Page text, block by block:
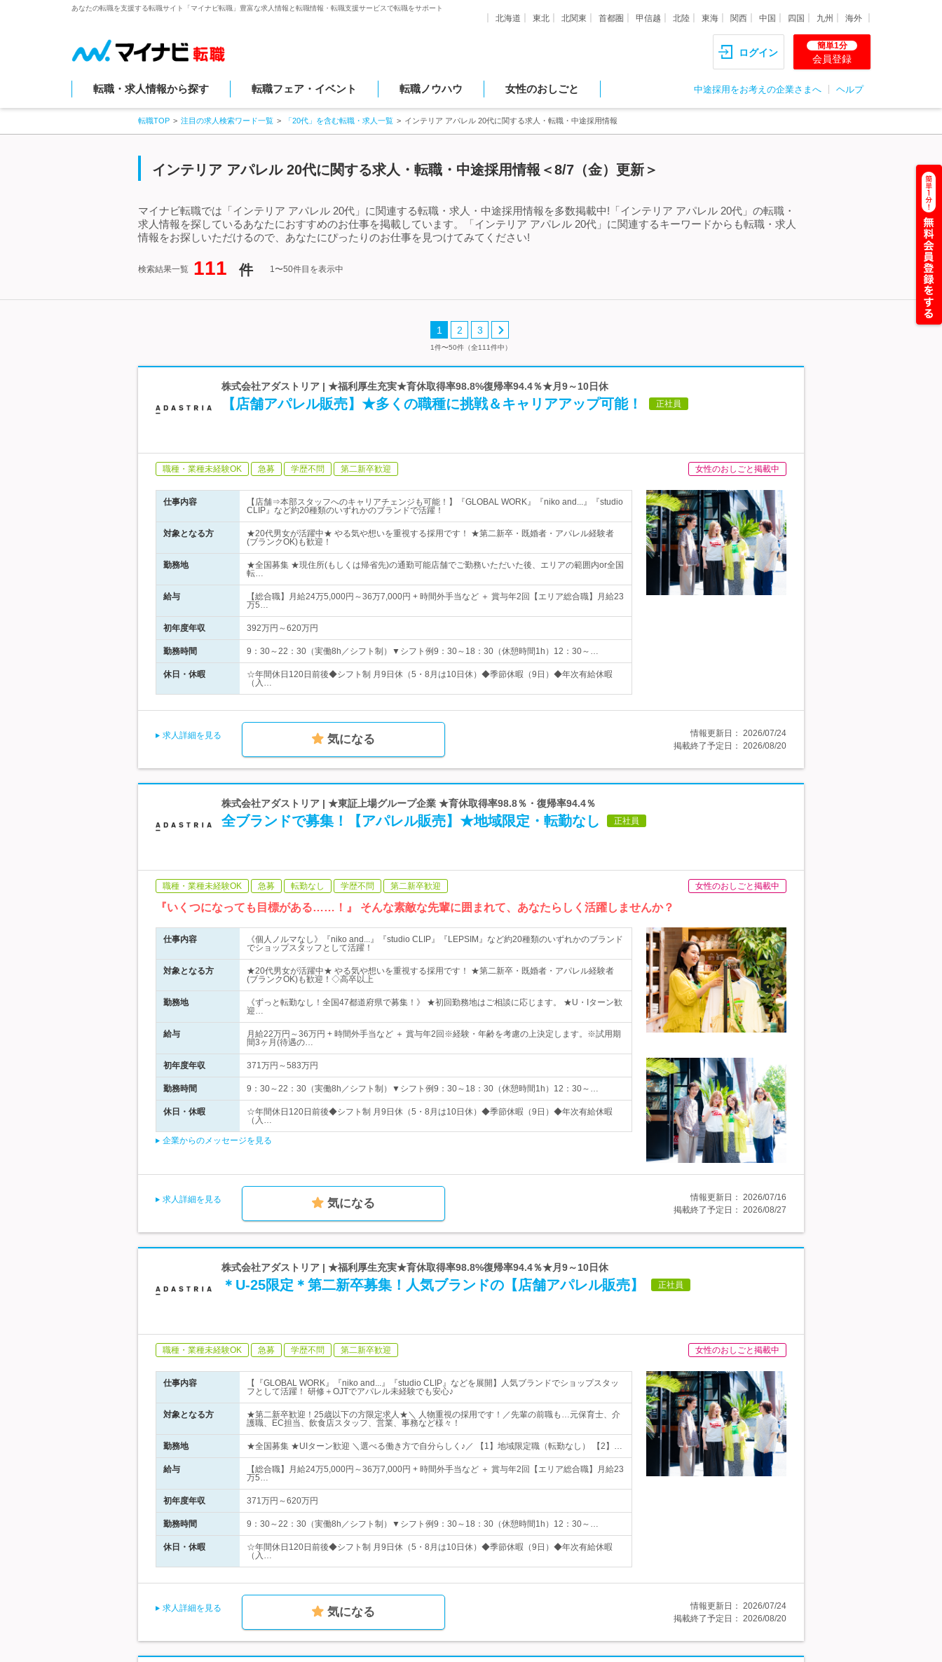
あなたの転職を支援する転職サイト「マイナビ転職」豊富な求人情報と転職情報・転職支援サービスで転職をサポート
北海道 東北 北関東 首都圏 甲信越 北陸 東海 関西 中国 四国 九州 海外
ログイン
簡単1分
会員登録
転職・求人情報から探す 転職フェア・イベント 転職ノウハウ 女性のおしごと 中途採用をお考えの企業さまへ ヘルプ
転職TOP 注目の求人検索ワード一覧 「20代」を含む転職・求人一覧 インテリア アパレル 20代に関する求人・転職・中途採用情報
インテリア アパレル 20代に関する求人・転職・中途採用情報＜8/7（金）更新＞
マイナビ転職では「インテリア アパレル 20代」に関連する転職・求人・中途採用情報を多数掲載中!「インテリア アパレル 20代」の転職・
求人情報を探しているあなたにおすすめのお仕事を掲載しています。「インテリア アパレル 20代」に関連するキーワードからも転職・求人
情報をお探しいただけるので、あなたにぴったりのお仕事を見つけてみてください!
検索結果一覧 111 件 1〜50件目を表示中
1 2 3
1件〜50件（全111件中）
株式会社アダストリア | ★福利厚生充実★育休取得率98.8%復帰率94.4％★月9～10日休
【店舗アパレル販売】★多くの職種に挑戦＆キャリアアップ可能！ 正社員
職種・業種未経験OK 急募 学歴不問 第二新卒歓迎 女性のおしごと掲載中
仕事内容
【店舗⇒本部スタッフへのキャリアチェンジも可能！】『GLOBAL WORK』『niko and...』『studio
CLIP』など約20種類のいずれかのブランドで活躍！
対象となる方
★20代男女が活躍中★ やる気や想いを重視する採用です！ ★第二新卒・既婚者・アパレル経験者
(ブランクOK)も歓迎！
勤務地
★全国募集 ★現住所(もしくは帰省先)の通勤可能店舗でご勤務いただいた後、エリアの範囲内or全国
転…
給与
【総合職】月給24万5,000円～36万7,000円 + 時間外手当など ＋ 賞与年2回【エリア総合職】月給23
万5…
初年度年収 392万円～620万円
勤務時間 9：30～22：30（実働8h／シフト制）▼シフト例9：30～18：30（休憩時間1h）12：30～…
休日・休暇
☆年間休日120日前後◆シフト制 月9日休（5・8月は10日休）◆季節休暇（9日）◆年次有給休暇
（入…
求人詳細を見る 気になる 情報更新日： 2026/07/24
掲載終了予定日： 2026/08/20
株式会社アダストリア | ★東証上場グループ企業 ★育休取得率98.8％・復帰率94.4％
全ブランドで募集！【アパレル販売】★地域限定・転勤なし 正社員
職種・業種未経験OK 急募 転勤なし 学歴不問 第二新卒歓迎 女性のおしごと掲載中
『いくつになっても目標がある……！』 そんな素敵な先輩に囲まれて、あなたらしく活躍しませんか？
仕事内容
《個人ノルマなし》『niko and...』『studio CLIP』『LEPSIM』など約20種類のいずれかのブランド
でショップスタッフとして活躍！
対象となる方
★20代男女が活躍中★ やる気や想いを重視する採用です！ ★第二新卒・既婚者・アパレル経験者
(ブランクOK)も歓迎！◇高卒以上
勤務地
《ずっと転勤なし！全国47都道府県で募集！》 ★初回勤務地はご相談に応じます。 ★U・Iターン歓
迎…
給与
月給22万円～36万円 + 時間外手当など ＋ 賞与年2回※経験・年齢を考慮の上決定します。※試用期
間3ヶ月(待遇の…
初年度年収 371万円～583万円
勤務時間 9：30～22：30（実働8h／シフト制）▼シフト例9：30～18：30（休憩時間1h）12：30～…
休日・休暇
☆年間休日120日前後◆シフト制 月9日休（5・8月は10日休）◆季節休暇（9日）◆年次有給休暇
（入…
企業からのメッセージを見る
求人詳細を見る 気になる 情報更新日： 2026/07/16
掲載終了予定日： 2026/08/27
株式会社アダストリア | ★福利厚生充実★育休取得率98.8%復帰率94.4％★月9～10日休
＊U-25限定＊第二新卒募集！人気ブランドの【店舗アパレル販売】 正社員
職種・業種未経験OK 急募 学歴不問 第二新卒歓迎 女性のおしごと掲載中
仕事内容
【『GLOBAL WORK』『niko and...』『studio CLIP』などを展開】人気ブランドでショップスタッ
フとして活躍！ 研修＋OJTでアパレル未経験でも安心♪
対象となる方
★第二新卒歓迎！25歳以下の方限定求人★＼ 人物重視の採用です！／先輩の前職も…元保育士、介
護職、EC担当、飲食店スタッフ、営業、事務など様々！
勤務地 ★全国募集 ★UIターン歓迎 ＼選べる働き方で自分らしく♪／ 【1】地域限定職（転勤なし） 【2】…
給与
【総合職】月給24万5,000円～36万7,000円 + 時間外手当など ＋ 賞与年2回【エリア総合職】月給23
万5…
初年度年収 371万円～620万円
勤務時間 9：30～22：30（実働8h／シフト制）▼シフト例9：30～18：30（休憩時間1h）12：30～…
休日・休暇
☆年間休日120日前後◆シフト制 月9日休（5・8月は10日休）◆季節休暇（9日）◆年次有給休暇
（入…
求人詳細を見る 気になる 情報更新日： 2026/07/24
掲載終了予定日： 2026/08/20